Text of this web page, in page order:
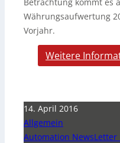
Währungsaufwertung
Vorjahr.
Weitere
14. April 2016
Allgemein
Automation NewsLetter